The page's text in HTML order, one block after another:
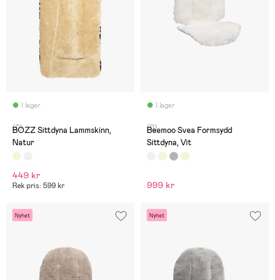
I lager
(0)
BOZZ Sittdyna Lammskinn,
Natur
449 kr
Rek pris: 599 kr
I lager
(0)
Beemoo Svea Formsydd
Sittdyna, Vit
999 kr
Nyhet Nyhet